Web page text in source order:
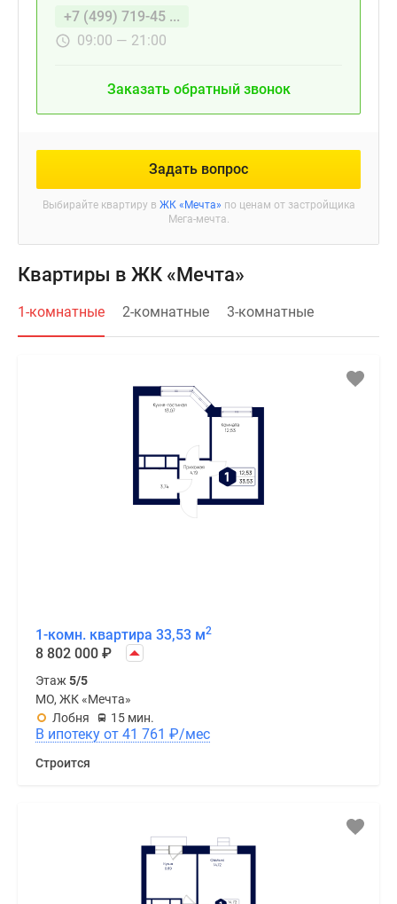
+7 (499) 719-45 ...
09:00 — 21:00
Заказать обратный звонок
Задать вопрос
Выбирайте квартиру в ЖК «Мечта» по ценам от застройщика
Мега-мечта.
Квартиры в ЖК «Мечта»
1-комнатные 2-комнатные 3-комнатные
1-комн. квартира 33,53 м2
8 802 000 ₽
Этаж 5/5
МО, ЖК «Мечта»
Лобня
15 мин.
В ипотеку от 41 761 ₽/мес
Строится